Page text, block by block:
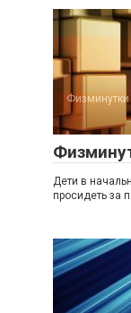
Дети в
просидеть за